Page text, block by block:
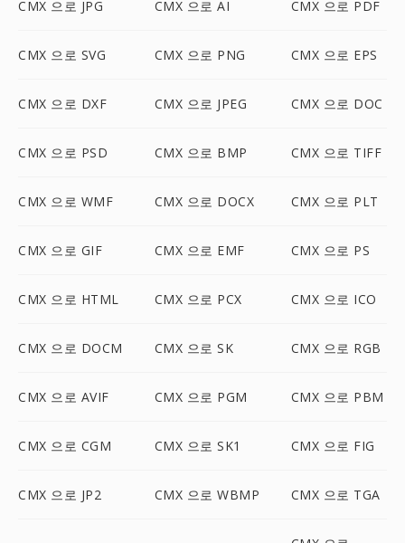
CMX 으로 JPG CMX 으로 AI CMX 으로 PDF
CMX 으로 SVG CMX 으로 PNG CMX 으로 EPS
CMX 으로 DXF CMX 으로 JPEG CMX 으로 DOC
CMX 으로 PSD CMX 으로 BMP CMX 으로 TIFF
CMX 으로 WMF CMX 으로 DOCX CMX 으로 PLT
CMX 으로 GIF CMX 으로 EMF CMX 으로 PS
CMX 으로 HTML CMX 으로 PCX CMX 으로 ICO
CMX 으로 DOCM CMX 으로 SK CMX 으로 RGB
CMX 으로 AVIF CMX 으로 PGM CMX 으로 PBM
CMX 으로 CGM CMX 으로 SK1 CMX 으로 FIG
CMX 으로 JP2 CMX 으로 WBMP CMX 으로 TGA